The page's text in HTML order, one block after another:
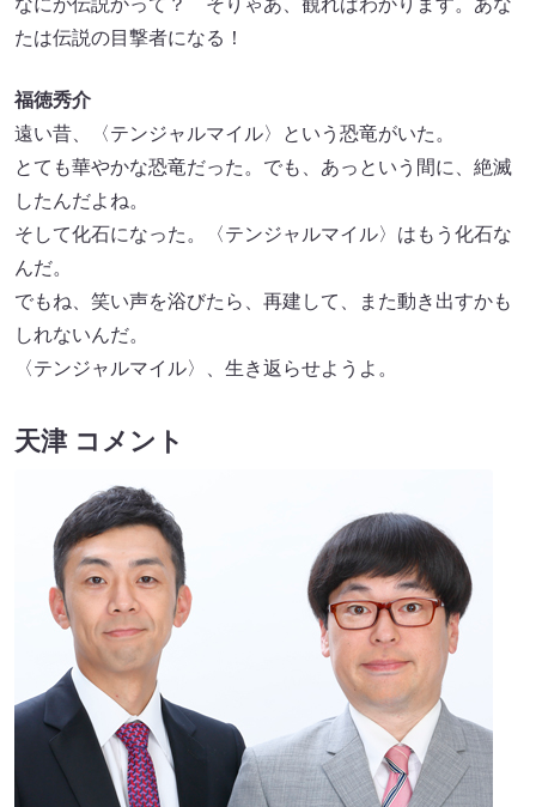
なにが伝説かって？ そりゃあ、観ればわかります。あな
たは伝説の目撃者になる！
福徳秀介
遠い昔、〈テンジャルマイル〉という恐竜がいた。
とても華やかな恐竜だった。でも、あっという間に、絶滅
したんだよね。
そして化石になった。〈テンジャルマイル〉はもう化石な
んだ。
でもね、笑い声を浴びたら、再建して、また動き出すかも
しれないんだ。
〈テンジャルマイル〉、生き返らせようよ。
天津 コメント